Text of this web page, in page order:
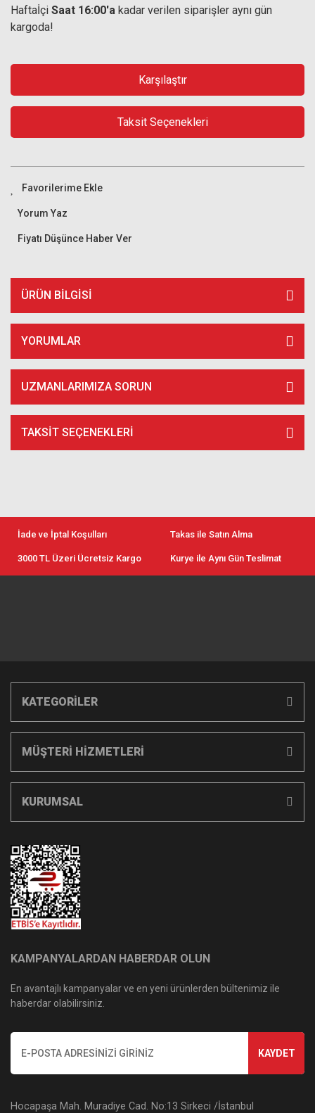
Haftaİçi Saat 16:00'a kadar verilen siparişler aynı gün
kargoda!
Karşılaştır
Taksit Seçenekleri
Yorum Yaz
Fiyatı Düşünce Haber Ver
ÜRÜN BILGISI
YORUMLAR
UZMANLARIMIZA SORUN
TAKSIT SEÇENEKLERI
İade ve İptal Koşulları Takas ile Satın Alma
3000 TL Üzeri Ücretsiz Kargo Kurye ile Aynı Gün Teslimat
KATEGORİLER
MÜŞTERİ HİZMETLERİ
KURUMSAL
KAMPANYALARDAN HABERDAR OLUN
En avantajlı kampanyalar ve en yeni ürünlerden bültenimiz ile
haberdar olabilirsiniz.
KAYDET
Hocapaşa Mah. Muradiye Cad. No:13 Sirkeci /İstanbul